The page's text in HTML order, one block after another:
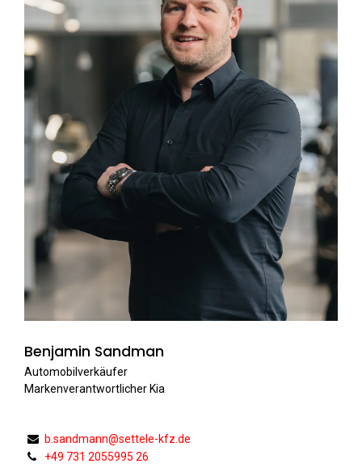
Benjamin Sandman
Automobilverkäufer
Markenverantwortlicher Kia
b.sandmann@settele-kfz.de
+49 731 2055995 26